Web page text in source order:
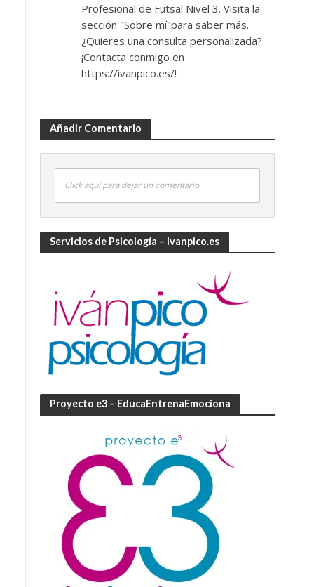
Profesional de Futsal Nivel 3. Visita la
sección "Sobre mí"para saber más.
¿Quieres una consulta personalizada?
¡Contacta conmigo en
https://ivanpico.es/!
Añadir Comentario
Click aquí para dejar un comentario
Servicios de Psicología – ivanpico.es
Proyecto e3 – EducaEntrenaEmociona